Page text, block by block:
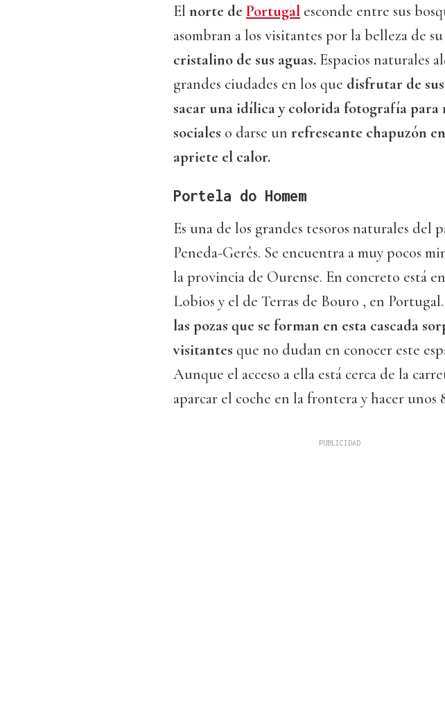
El norte de Portugal esconde entre sus
asombran a los visitantes por la belleza de
cristalino de sus aguas. Espacios naturales
grandes ciudades en los que disfrutar de
sacar una idílica y colorida fotografía para
sociales o darse un refrescante chapuzón
apriete el calor.
Portela do Homem
Es una de los grandes tesoros naturales del
Peneda-Gerês. Se encuentra a muy pocos
la provincia de Ourense. En concreto está
Lobios y el de Terras de Bouro , en Portugal.
las pozas que se forman en esta cascada
visitantes que no dudan en conocer este
Aunque el acceso a ella está cerca de la
aparcar el coche en la frontera y hacer unos